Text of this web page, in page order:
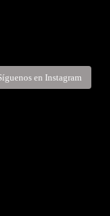
en Instagram